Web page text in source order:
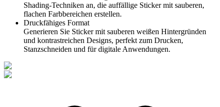
Shading-Techniken an, die auffällige Sticker mit sauberen,
flachen Farbbereichen erstellen.
Druckfähiges Format
Generieren Sie Sticker mit sauberen weißen Hintergründen
und kontrastreichen Designs, perfekt zum Drucken,
Stanzschneiden und für digitale Anwendungen.